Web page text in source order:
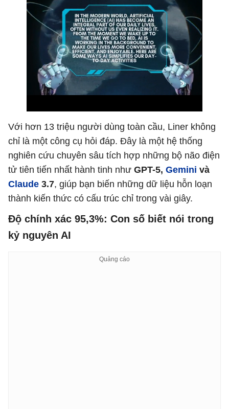
Với hơn 13 triệu người dùng toàn cầu, Liner không
chỉ là một công cụ hỏi đáp. Đây là một hệ thống
nghiên cứu chuyên sâu tích hợp những bộ não điện
tử tiên tiến nhất hành tinh như GPT-5, Gemini và
Claude 3.7, giúp bạn biến những dữ liệu hỗn loạn
thành kiến thức có cấu trúc chỉ trong vài giây.
Độ chính xác 95,3%: Con số biết nói trong
kỷ nguyên AI